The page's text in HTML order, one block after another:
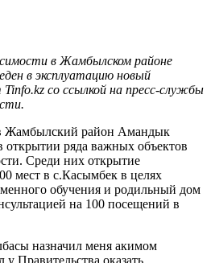
в Жамбылском районе
в эксплуатацию новый
со ссылкой на пресс-службы
Жамбылский район Амандык
открытии ряда важных объектов
Среди них открытие
мест в с.Касымбек в целях
обучения и родильный дом
на 100 посещений в
назначил меня акимом